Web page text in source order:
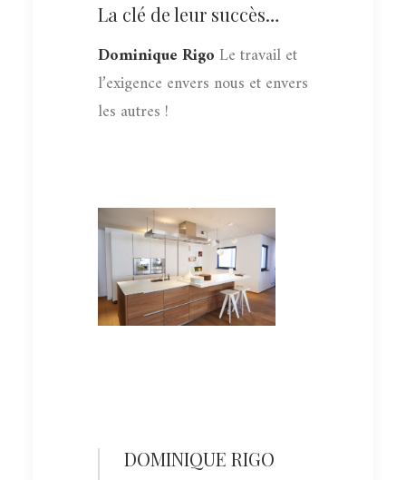
La clé de leur succès…
Dominique RigoLe travail et
l’exigence envers nous et envers
les autres !
DOMINIQUE RIGO